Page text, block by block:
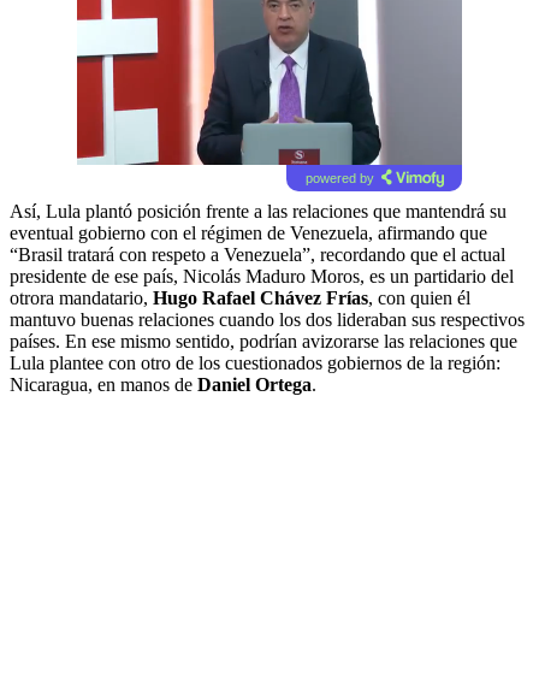
powered by
Así, Lula plantó posición frente a las relaciones que mantendrá su
eventual gobierno con el régimen de Venezuela, afirmando que
“Brasil tratará con respeto a Venezuela”, recordando que el actual
presidente de ese país, Nicolás Maduro Moros, es un partidario del
otrora mandatario, Hugo Rafael Chávez Frías, con quien él
mantuvo buenas relaciones cuando los dos lideraban sus respectivos
países. En ese mismo sentido, podrían avizorarse las relaciones que
Lula plantee con otro de los cuestionados gobiernos de la región:
Nicaragua, en manos de Daniel Ortega.